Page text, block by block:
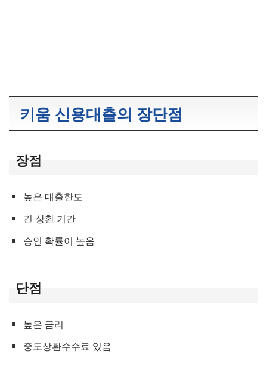
키움 신용대출의 장단점
장점
높은 대출한도
긴 상환 기간
승인 확률이 높음
단점
높은 금리
중도상환수수료 있음